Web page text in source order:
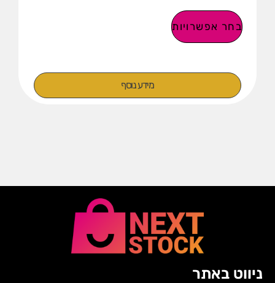
בחר אפשרויות
מידע נוסף
ניווט באתר